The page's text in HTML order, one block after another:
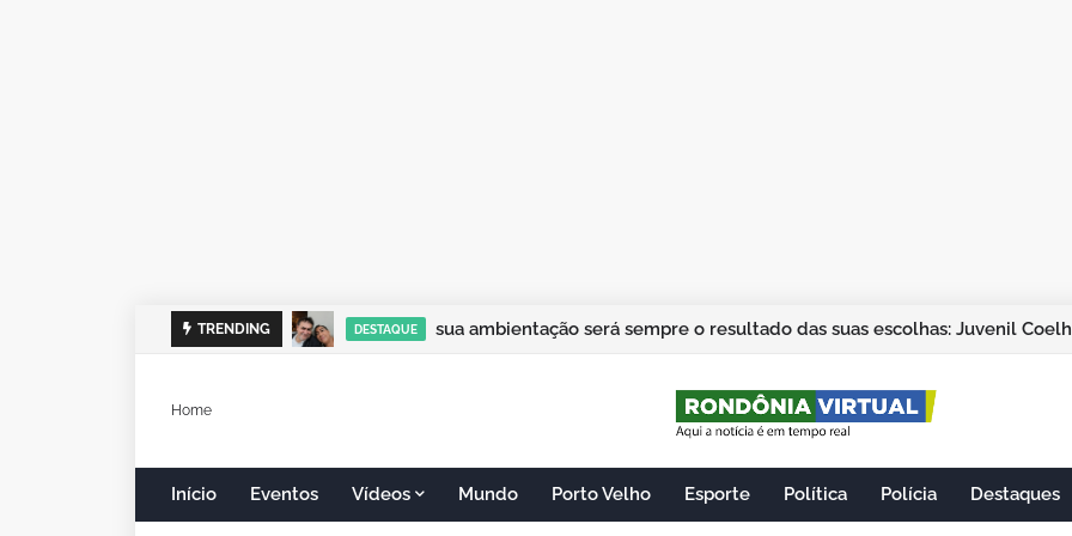
TRENDING DESTAQUE sua ambientação será sempre o resultado das suas escolhas: Juvenil
Home
Início Eventos Vídeos Mundo Porto Velho Esporte Política Polícia Destaques